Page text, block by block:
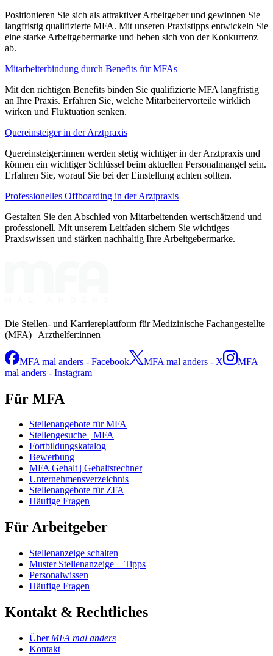
Positionieren Sie sich als attraktiver Arbeitgeber und gewinnen Sie
langfristig qualifizierte MFA. Mit unseren Praxistipps entwickeln Sie
eine starke Arbeitgebermarke und heben sich von der Konkurrenz
ab.
Mitarbeiterbindung durch Benefits für MFAs
Mit den richtigen Benefits binden Sie qualifizierte MFA langfristig
an Ihre Praxis. Erfahren Sie, welche Mitarbeitervorteile wirklich
wirken und Fluktuation senken.
Quereinsteiger in der Arztpraxis
Quereinsteiger:innen werden stetig wichtiger in der Arztpraxis und
können ein wichtiger Schlüssel beim aktuellen Personalmangel sein.
Erfahren Sie, worauf Sie bei der Einstellung achten sollten.
Professionelles Offboarding in der Arztpraxis
Gestalten Sie den Abschied von Mitarbeitenden wertschätzend und
professionell. Mit unserem Leitfaden sichern Sie wichtiges
Praxiswissen und stärken nachhaltig Ihre Arbeitgebermarke.
Die Stellen- und Karriereplattform für Medizinische Fachangestellte
(MFA) | Arzthelfer:innen
MFA mal anders - Facebook MFA mal anders - X
MFA
mal anders - Instagram
Für MFA
Stellenangebote für MFA
Stellengesuche | MFA
Fortbildungskatalog
Bewerbung
MFA Gehalt | Gehaltsrechner
Unternehmensverzeichnis
Stellenangebote für ZFA
Häufige Fragen
Für Arbeitgeber
Stellenanzeige schalten
Muster Stellenanzeige + Tipps
Personalwissen
Häufige Fragen
Kontakt & Rechtliches
Über MFA mal anders
Kontakt